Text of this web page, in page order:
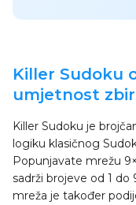
Killer Sudoku
umjetnost
Killer Sudoku je
logiku klasičnog
Popunjavate mrežu
sadrži brojeve od 1
mreža je također